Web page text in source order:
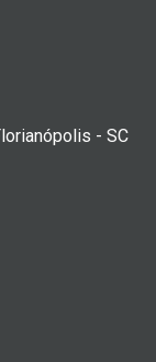
- SC